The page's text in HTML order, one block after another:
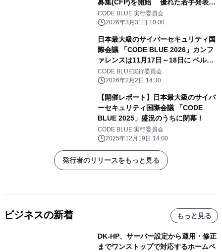
募集(CFP)を開始 優れた若手発表者
には研究奨励金も コンテスト・ワー
クショップの主催団体も募集開始
CODE BLUE 実行委員会
2026年3月31日 10:00
日本最大級のサイバーセキュリティ国
際会議 「CODE BLUE 2026」カンフ
ァレンスは11月17日～18日に ベルサ
ール高田馬場にて開催決定！事前参加
登録の受付開始
CODE BLUE実行委員会
2026年2月2日 14:30
【開催レポート】日本最大級のサイバ
ーセキュリティ国際会議 「CODE
BLUE 2025」盛況のうちに閉幕！
CODE BLUE 実行委員会
2025年12月19日 14:00
発行者のリリースをもっと見る
ビジネスの新着 もっと見る
DK-HP、サーバー設定から運用・修正
までワンストップで対応するホームペ